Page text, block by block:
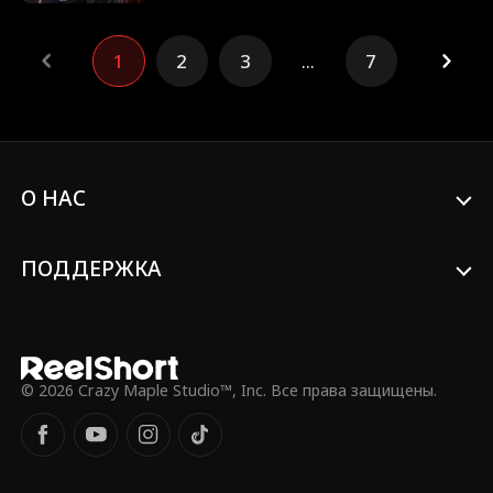
столкнуться с Уолтонами — на этот раз
как мишень их нападок. Узнают ли
Уолтоны правду? Или для Амелии уже
1 2 3 ... 7
О НАС
ПОДДЕРЖКА
© 2026 Crazy Maple Studio™, Inc. Все права защищены.